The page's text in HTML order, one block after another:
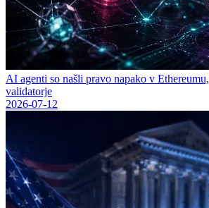
AI agenti so našli pravo napako v
validatorje
2026-07-12